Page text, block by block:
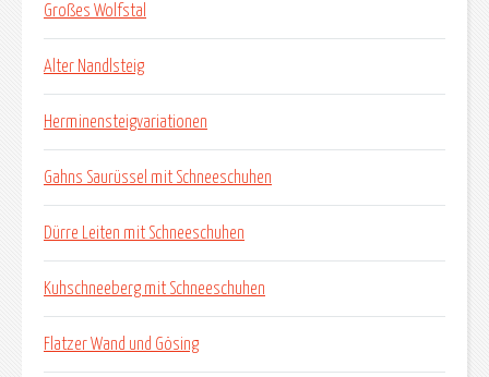
Großes Wolfstal
Alter Nandlsteig
Herminensteigvariationen
Gahns Saurüssel mit Schneeschuhen
Dürre Leiten mit Schneeschuhen
Kuhschneeberg mit Schneeschuhen
Flatzer Wand und Gösing